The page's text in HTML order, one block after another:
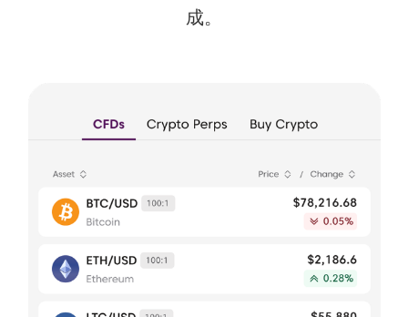
成。